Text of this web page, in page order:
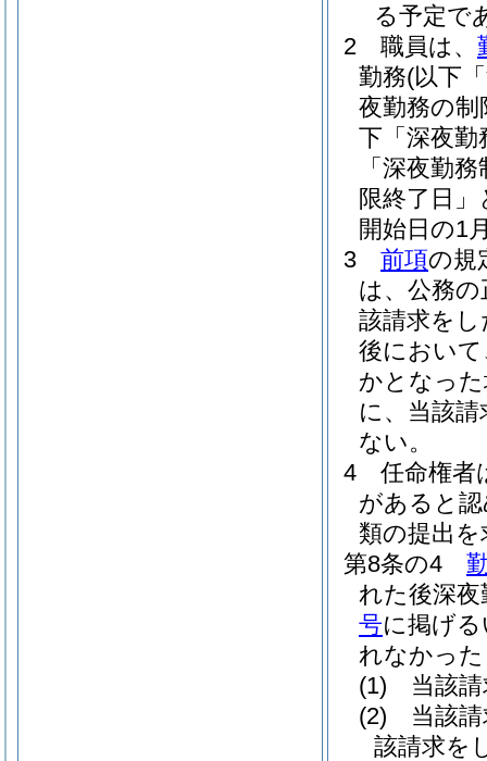
る予定で
2
職員は、
勤務(以下
夜勤務の
下「深夜勤
「深夜勤
限終了日
開始日の1
3
前項の規
は、公務
該請求を
後におい
かとなっ
に、当該
ない。
4
任命権者
があると
類の提出
第8条の4
れた後深
号に掲げ
れなかっ
(1)
当該
(2)
当該
該請求を